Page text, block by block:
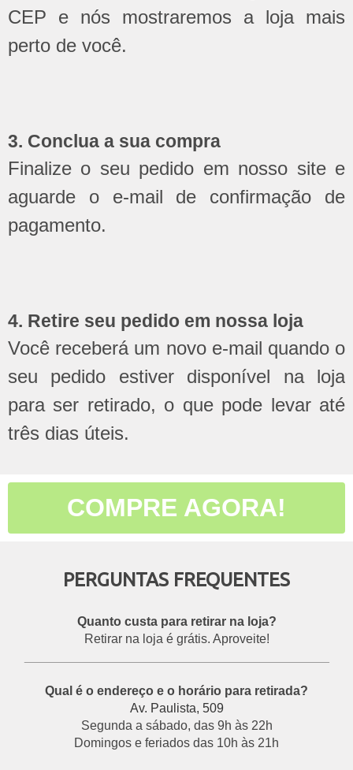
CEP e nós mostraremos a loja mais
perto de você.
3. Conclua a sua compra
Finalize o seu pedido em nosso site e
aguarde o e-mail de confirmação de
pagamento.
4. Retire seu pedido em nossa loja
Você receberá um novo e-mail quando o
seu pedido estiver disponível na loja
para ser retirado, o que pode levar até
três dias úteis.
COMPRE AGORA!
PERGUNTAS FREQUENTES
Quanto custa para retirar na loja?
Retirar na loja é grátis. Aproveite!
Qual é o endereço e o horário para retirada?
Av. Paulista, 509
Segunda a sábado, das 9h às 22h
Domingos e feriados das 10h às 21h